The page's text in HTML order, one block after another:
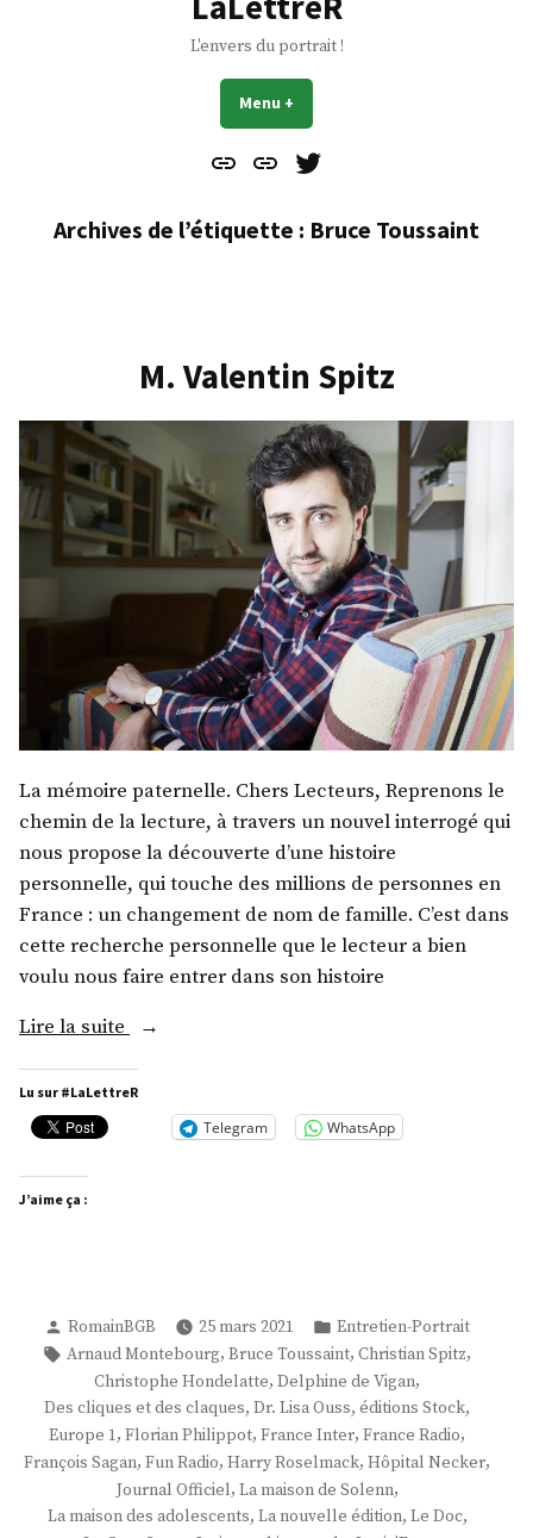
L'envers du portrait !
Menu +
Contact
À
Mes
Archives de l’étiquette : Bruce Toussaint
M. Valentin Spitz
La mémoire paternelle. Chers Lecteurs, Reprenons le
chemin de la lecture, à travers un nouvel interrogé qui
nous propose la découverte d’une histoire
personnelle, qui touche des millions de personnes en
France : un changement de nom de famille. C’est dans
cette recherche personnelle que le lecteur a bien
voulu nous faire entrer dans son histoire
Lire la suite
« M.
Spitz »
Lu sur #LaLettreR
Telegram WhatsApp
J’aime ça :
Publié
par
RomainBGB 25 mars 2021
Publié
dans
Entretien-Portrait
Étiquettes :
Arnaud Montebourg, Bruce Toussaint, Christian Spitz,
Christophe Hondelatte, Delphine de Vigan,
Des cliques et des claques, Dr. Lisa Ouss, éditions Stock,
Europe 1, Florian Philippot, France Inter, France Radio,
François Sagan, Fun Radio, Harry Roselmack, Hôpital Necker,
Journal Officiel, La maison de Solenn,
La maison des adolescents, La nouvelle édition, Le Doc,